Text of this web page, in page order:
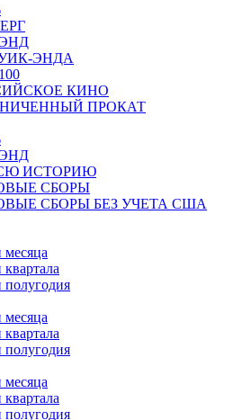
ЭНДА
КИНО
ПРОКАТ
ИСТОРИЮ
СБОРЫ
СБОРЫ БЕЗ УЧЕТА США
полугодия
полугодия
полугодия